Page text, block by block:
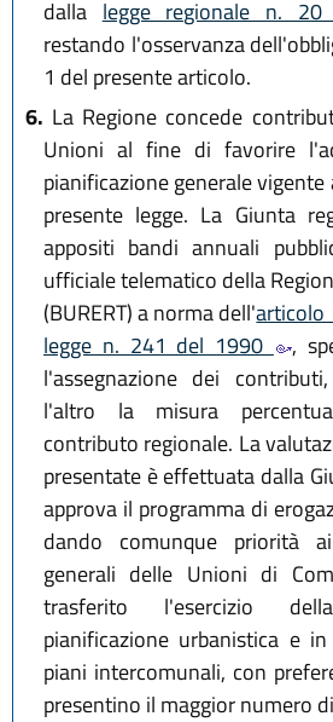
dalla legge regionale n.
restando l'osservanza
1 del presente articolo.
6. La Regione concede
Unioni al fine di favorire
pianificazione generale
presente legge. La Giunta
appositi bandi annuali
ufficiale telematico della
(BURERT) a norma dell'articolo
legge n. 241 del 1990
,
l'assegnazione dei
l'altro la misura
contributo regionale. La
presentate è effettuata dalla
approva il programma di
dando comunque priorità
generali delle Unioni di
trasferito l'esercizio
pianificazione urbanistica e
piani intercomunali, con
presentino il maggior numero